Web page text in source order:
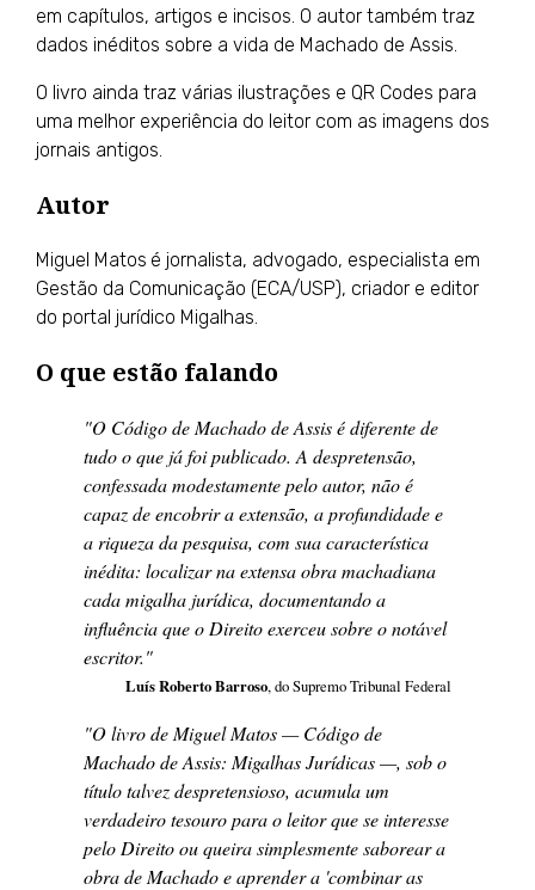
em capítulos, artigos e incisos. O autor também traz
dados inéditos sobre a vida de Machado de Assis.
O livro ainda traz várias ilustrações e QR Codes para
uma melhor experiência do leitor com as imagens dos
jornais antigos.
Autor
Miguel Matos é jornalista, advogado, especialista em
Gestão da Comunicação (ECA/USP), criador e editor
do portal jurídico Migalhas.
O que estão falando
"O Código de Machado de Assis é diferente de
tudo o que já foi publicado. A despretensão,
confessada modestamente pelo autor, não é
capaz de encobrir a extensão, a profundidade e
a riqueza da pesquisa, com sua característica
inédita: localizar na extensa obra machadiana
cada migalha jurídica, documentando a
influência que o Direito exerceu sobre o notável
escritor."
Luís Roberto Barroso, do Supremo Tribunal Federal
"O livro de Miguel Matos — Código de
Machado de Assis: Migalhas Jurídicas —, sob o
título talvez despretensioso, acumula um
verdadeiro tesouro para o leitor que se interesse
pelo Direito ou queira simplesmente saborear a
obra de Machado e aprender a 'combinar as